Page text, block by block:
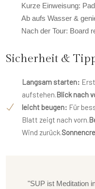
Kurze Einweisung:
Ab aufs Wasser &
Nach der Tour: Board
Sicherheit &
Langsam starten:
aufstehen.Blick nach
leicht beugen: Für
Blatt zeigt nach vorn.
Wind zurück.
"SUP ist Meditation